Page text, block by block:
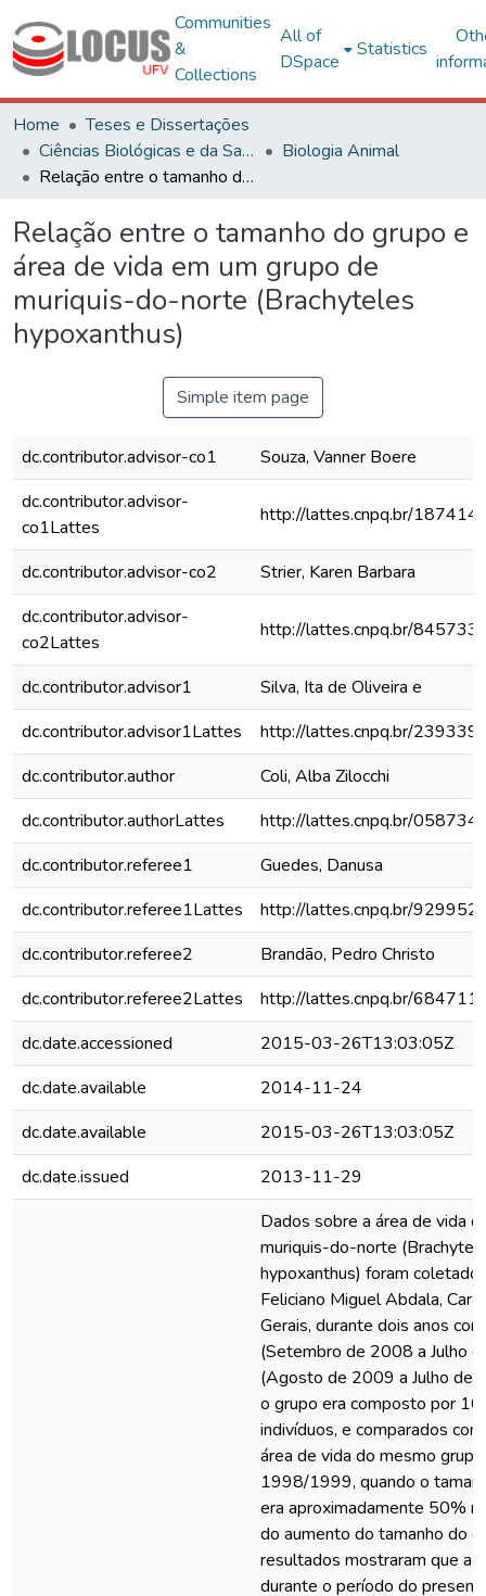
Communities
&
Collections
All of
DSpace
Statistics
Home
Teses e Dissertações
Ciências Biológicas e da Saúde
Biologia Animal
Relação entre o tamanho do grupo e área de vida em um grupo de muriquis-do-norte (Brachyteles hypoxanthus)
Relação entre o tamanho do grupo e
área de vida em um grupo de
muriquis-do-norte (Brachyteles
hypoxanthus)
Simple item page
dc.contributor.advisor-co1
Souza, Vanner Boere
dc.contributor.advisor-
co1Lattes
http://lattes.cnpq.br/
dc.contributor.advisor-co2
Strier, Karen Barbara
dc.contributor.advisor-
co2Lattes
http://lattes.cnpq.br/
dc.contributor.advisor1
Silva, Ita de Oliveira e
dc.contributor.advisor1Lattes
http://lattes.cnpq.br/
dc.contributor.author
Coli, Alba Zilocchi
dc.contributor.authorLattes
http://lattes.cnpq.br/
dc.contributor.referee1
Guedes, Danusa
dc.contributor.referee1Lattes
http://lattes.cnpq.br/
dc.contributor.referee2
Brandão, Pedro Christo
dc.contributor.referee2Lattes
http://lattes.cnpq.br/
dc.date.accessioned
2015-03-26T13:03:05Z
dc.date.available
2014-11-24
dc.date.available
2015-03-26T13:03:05Z
dc.date.issued
2013-11-29
Dados sobre a área de vida
muriquis-do-norte
hypoxanthus) foram
Feliciano Miguel Abdala,
Gerais, durante dois anos
(Setembro de 2008 a Julho
(Agosto de 2009 a Julho de
o grupo era composto por
indivíduos, e comparados
área de vida do mesmo
1998/1999, quando o
era aproximadamente 50%
do aumento do tamanho do
resultados mostraram que a
durante o período do